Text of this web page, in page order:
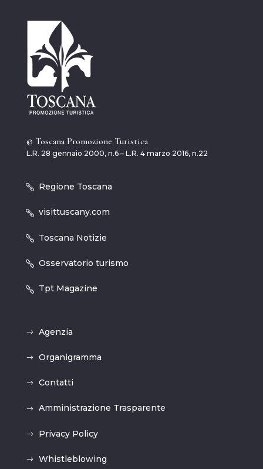
© Toscana Promozione Turistica
L.R. 28 gennaio 2000, n.6 – L.R. 4 marzo 2016, n.22
Regione Toscana
visittuscany.com
Toscana Notizie
Osservatorio turismo
Tpt Magazine
Agenzia
Organigramma
Contatti
Amministrazione Trasparente
Privacy Policy
Whistleblowing